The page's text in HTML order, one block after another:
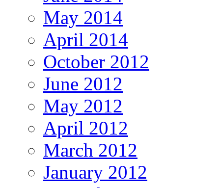
May 2014
April 2014
October 2012
June 2012
May 2012
April 2012
March 2012
January 2012